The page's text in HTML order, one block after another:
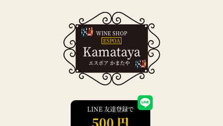
WINE SHOP
ESPOA
Kamataya
エスポア かまたや
LINE 友達登録で
500 円